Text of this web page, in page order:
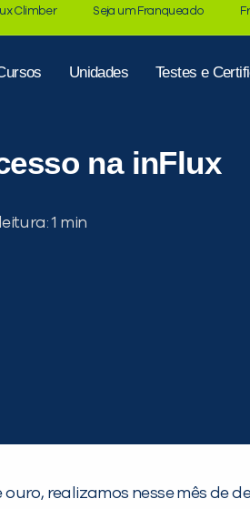
Climber Seja um Franqueado
Unidades Testes e
na inFlux
realizamos nesse mês de